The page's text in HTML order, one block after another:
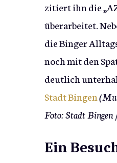
zitiert ihn die
überarbeitet.
die Binger
noch mit den
deutlich
Stadt Bingen
Foto: Stadt
Ein